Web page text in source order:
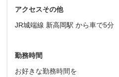
アクセスその他
JR城端線 新高岡駅 から車で5分
勤務時間
お好きな勤務時間を